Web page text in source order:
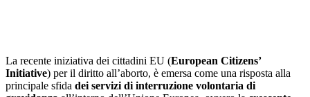
La recente iniziativa dei cittadini EU (European Citizens’
Initiative) per il diritto all’aborto, è emersa come una risposta alla
principale sfida dei servizi di interruzione volontaria di